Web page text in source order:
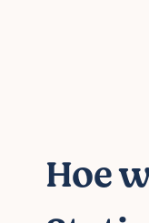
Hoe